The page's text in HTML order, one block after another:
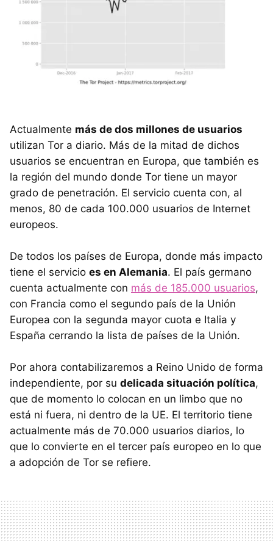
Actualmente más de dos millones de usuarios
utilizan Tor a diario. Más de la mitad de dichos
usuarios se encuentran en Europa, que también es
la región del mundo donde Tor tiene un mayor
grado de penetración. El servicio cuenta con, al
menos, 80 de cada 100.000 usuarios de Internet
europeos.
De todos los países de Europa, donde más impacto
tiene el servicio es en Alemania. El país germano
cuenta actualmente con más de 185.000 usuarios,
con Francia como el segundo país de la Unión
Europea con la segunda mayor cuota e Italia y
España cerrando la lista de países de la Unión.
Por ahora contabilizaremos a Reino Unido de forma
independiente, por su delicada situación política,
que de momento lo colocan en un limbo que no
está ni fuera, ni dentro de la UE. El territorio tiene
actualmente más de 70.000 usuarios diarios, lo
que lo convierte en el tercer país europeo en lo que
a adopción de Tor se refiere.